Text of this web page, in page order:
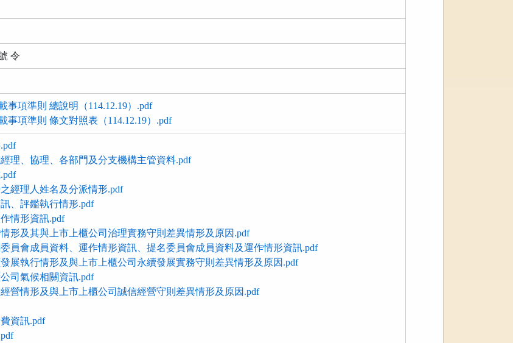
令
事項準則 總說明（114.12.19）.pdf
事項準則 條文對照表（114.12.19）.pdf
理、協理、各部門及分支機構主管資料.pdf
經理人姓名及分派情形.pdf
、評鑑執行情形.pdf
情形資訊.pdf
形及其與上市上櫃公司治理實務守則差異情形及原因.pdf
員會成員資料、運作情形資訊、提名委員會成員資料及運作情形資訊.pdf
展執行情形及與上市上櫃公司永續發展實務守則差異情形及原因.pdf
司氣候相關資訊.pdf
營情形及與上市上櫃公司誠信經營守則差異情形及原因.pdf
資訊.pdf